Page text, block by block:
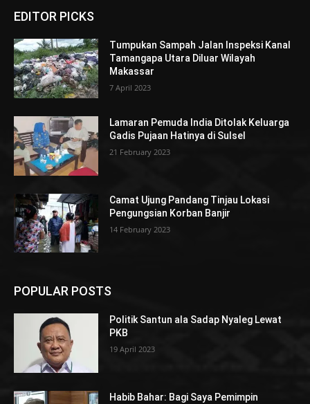
EDITOR PICKS
Tumpukan Sampah Jalan Inspeksi Kanal
Tamangapa Utara Diluar Wilayah
Makassar
7 April 2023
Lamaran Pemuda India Ditolak Keluarga
Gadis Pujaan Hatinya di Sulsel
21 February 2023
Camat Ujung Pandang Tinjau Lokasi
Pengungsian Korban Banjir
14 February 2023
POPULAR POSTS
Politik Santun ala Sadap Nyaleg Lewat
PKB
19 April 2023
Habib Bahar: Bagi Saya Pemimpin